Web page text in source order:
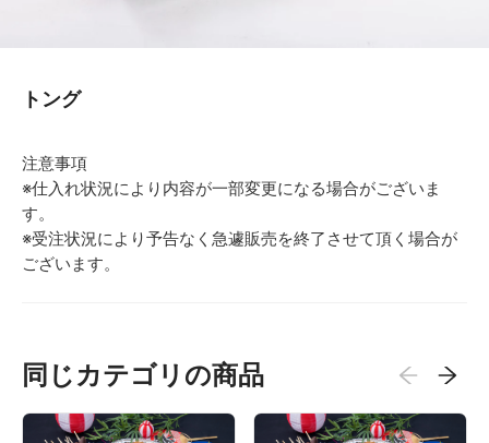
トング
注意事項
※仕入れ状況により内容が一部変更になる場合がございま
す。
※受注状況により予告なく急遽販売を終了させて頂く場合が
ございます。
同じカテゴリの商品